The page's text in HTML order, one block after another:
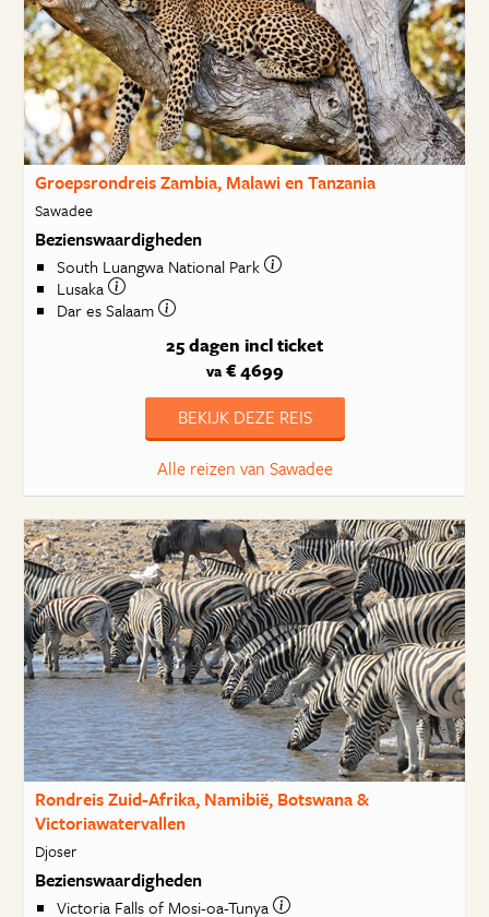
Groepsrondreis Zambia, Malawi en Tanzania
Sawadee
Bezienswaardigheden
South Luangwa National Park
Lusaka
Dar es Salaam
25 dagen incl ticket
va€ 4699
BEKIJK DEZE REIS
Alle reizen van Sawadee
Rondreis Zuid-Afrika, Namibië, Botswana &
Victoriawatervallen
Djoser
Bezienswaardigheden
Victoria Falls of Mosi-oa-Tunya